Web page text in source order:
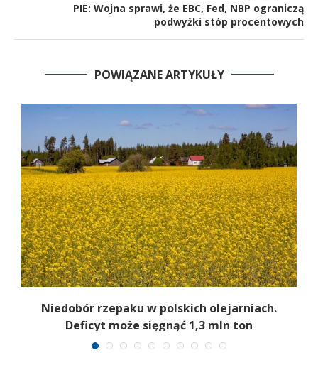
PIE: Wojna sprawi, że EBC, Fed, NBP ograniczą
podwyżki stóp procentowych
POWIĄZANE ARTYKUŁY
Niedobór rzepaku w polskich olejarniach.
Deficyt może sięgnąć 1,3 mln ton